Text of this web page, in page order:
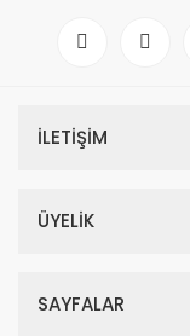
İLETİŞİM
ÜYELİK
SAYFALAR